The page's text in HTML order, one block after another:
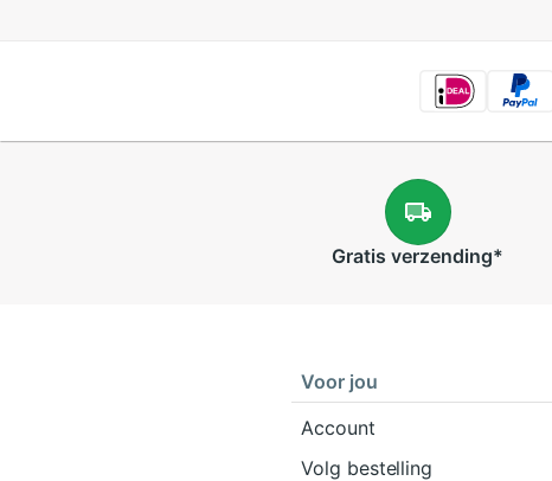
Gratis verzending*
Voor jou
Account
Volg bestelling